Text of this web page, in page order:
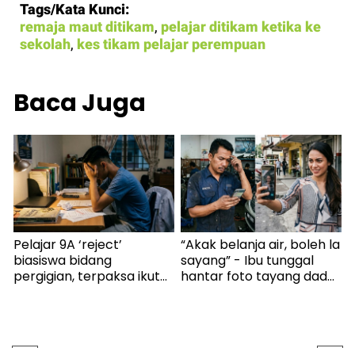
Tags/Kata Kunci:
remaja maut ditikam, pelajar ditikam ketika ke
sekolah, kes tikam pelajar perempuan
Baca Juga
Pelajar 9A ‘reject’
biasiswa bidang
pergigian, terpaksa ikut
“Akak belanja air, boleh la
sayang” - Ibu tunggal
hantar foto tayang dada,